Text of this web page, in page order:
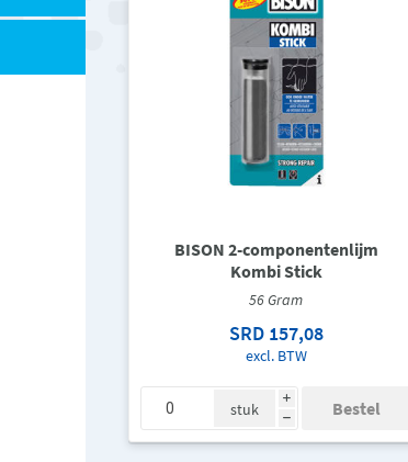
BISON 2-componentenlijm
Kombi Stick
56 Gram
SRD 157,08
excl. BTW
i
h
stuk